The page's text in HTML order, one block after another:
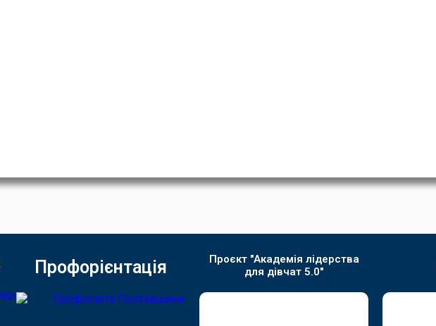
Профорієнтація
Проєкт "Академія лідерства
для дівчат 5.0"